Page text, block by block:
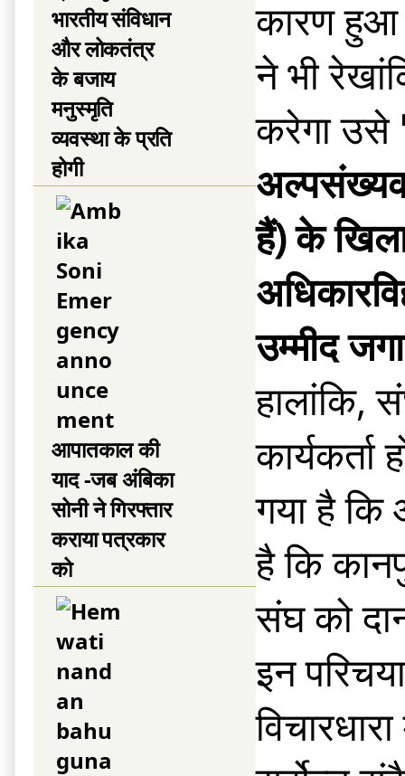
भारतीय संविधान
और लोकतंत्र
के बजाय
मनुस्मृति
व्यवस्था के प्रति
होगी
आपातकाल की
याद -जब अंबिका
सोनी ने गिरफ्तार
कराया पत्रकार
को
कारण हुआ
ने भी
करेगा उसे
हैं) के
उम्मीद
हालांकि,
गया है
है कि
संघ को
इन